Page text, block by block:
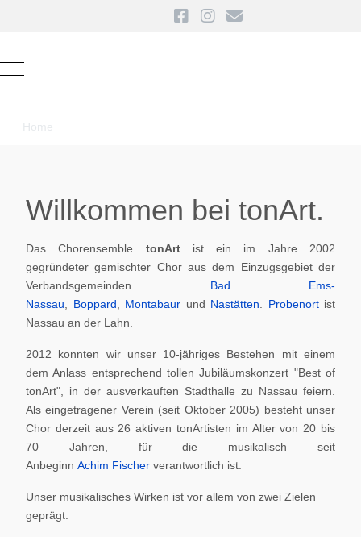
Mobile Menu Toggle
Home
Willkommen bei tonArt.
Das Chorensemble tonArt ist ein im Jahre 2002
gegründeter gemischter Chor aus dem Einzugsgebiet der
Verbandsgemeinden Bad Ems-
Nassau
Boppard Montabaur und Nastätten Probenortist
Nassau an der Lahn.
2012 konnten wir unser 10-jähriges Bestehen mit einem
dem Anlass entsprechend tollen Jubiläumskonzert "Best of
tonArt", in der ausverkauften Stadthalle zu Nassau feiern.
Als eingetragener Verein (seit Oktober 2005) besteht unser
Chor derzeit aus 26 aktiven tonArtisten im Alter von 20 bis
70 Jahren, für die musikalisch seit
Anbeginn Achim Fischer verantwortlich ist.
Unser musikalisches Wirken ist vor allem von zwei Zielen
geprägt: